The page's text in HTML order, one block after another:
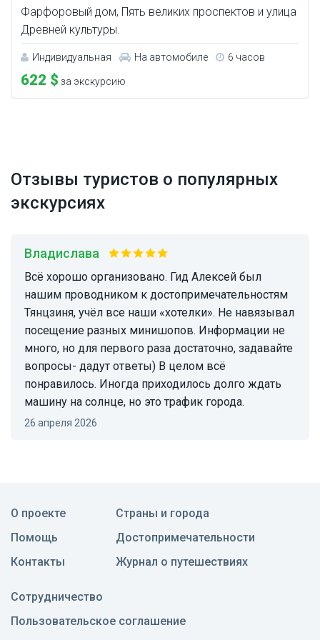
Фарфоровый дом, Пять великих проспектов и улица
Древней культуры.
Индивидуальная На автомобиле 6 часов
622 $ за экскурсию
Отзывы туристов о популярных
экскурсиях
Владислава
Всё хорошо организовано. Гид Алексей был
нашим проводником к достопримечательностям
Тянцзиня, учёл все наши «хотелки». Не навязывал
посещение разных минишопов. Информации не
много, но для первого раза достаточно, задавайте
вопросы- дадут ответы) В целом всё
понравилось. Иногда приходилось долго ждать
машину на солнце, но это трафик города.
26 апреля 2026
О проекте
Помощь
Контакты
Страны и города
Достопримечательности
Журнал о путешествиях
Сотрудничество
Пользовательское соглашение